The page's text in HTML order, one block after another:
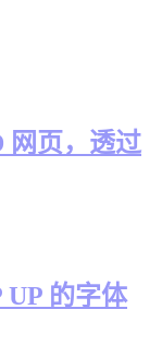
网页，透过
UP 的字体